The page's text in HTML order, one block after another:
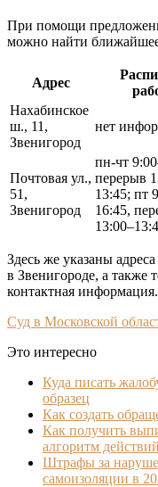
При помощи
можно найти
Адрес
Нахабинское
ш., 11,
Звенигород
нет
Почтовая ул.,
51,
Звенигород
пн-чт
перерыв
13:45; пт
16:45,
Здесь же указаны
в Звенигороде, а также
контактная информация.
Суд в Московской
Это интересно
Куда писать
образец
Как создать
Как получить
алгоритм действий
Штрафы за
самоизоляции в